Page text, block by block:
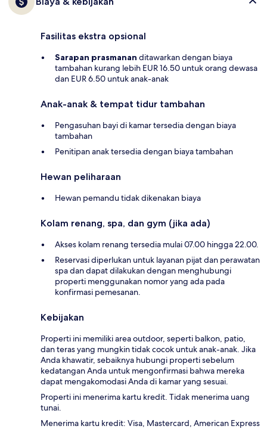
Fasilitas ekstra opsional
Sarapan prasmanan ditawarkan dengan biaya
tambahan kurang lebih EUR 16.50 untuk orang dewasa
dan EUR 6.50 untuk anak-anak
Anak-anak & tempat tidur tambahan
Pengasuhan bayi di kamar tersedia dengan biaya
tambahan
Penitipan anak tersedia dengan biaya tambahan
Hewan peliharaan
Hewan pemandu tidak dikenakan biaya
Kolam renang, spa, dan gym (jika ada)
Akses kolam renang tersedia mulai 07.00 hingga 22.00.
Reservasi diperlukan untuk layanan pijat dan perawatan
spa dan dapat dilakukan dengan menghubungi
properti menggunakan nomor yang ada pada
konfirmasi pemesanan.
Kebijakan
Properti ini memiliki area outdoor, seperti balkon, patio,
dan teras yang mungkin tidak cocok untuk anak-anak. Jika
Anda khawatir, sebaiknya hubungi properti sebelum
kedatangan Anda untuk mengonfirmasi bahwa mereka
dapat mengakomodasi Anda di kamar yang sesuai.
Properti ini menerima kartu kredit. Tidak menerima uang
tunai.
Menerima kartu kredit: Visa, Mastercard, American Express